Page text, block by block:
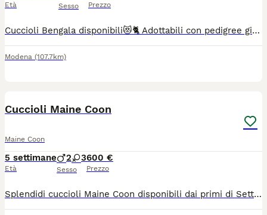
Età Sesso Prezzo
Cuccioli Bengala disponibili😻🐈 Adottabili con pedigree giá svezzati Da €500 I gattini si trovano a Modena Per info contattare 3762521412 (WhatsApp h24 - chiamate dalle 14 alle 20)
Modena (107.7km)
Cuccioli Maine Coon
Maine Coon
5 settimane
Età
2 3
Sesso
600 €
Prezzo
Splendidi cuccioli Maine Coon disponibili dai primi di Settembre. Cediamo meravigliosi cuccioli di Maine Coon nati il 29 Giugno. I cuccioli crescono in un ambiente familiare circondati da amore e cure a contatto con persone e bambini. Saranno ceduti all etá di circa 10 settimane con libretto sanitario aggiornato di prima vaccinazione, sverminazione, e kit cucciolo. Diamo moltissima importanza alla crescita emotiva dei piccoli e alla loro socializzazione. Sono già molto curiosi ed ognuno ha già il suo meraviglioso carattere tipico del gatto Maine Coon: affettuosi, giocherelloni, buoni e coccoli. Mamma brown tabby e papà color crema; i cuccioli sono black tabby, brown tabby e tortie. Per maggiori informazioni o fissare una visita per conoscerci non esitate a contattarmi.